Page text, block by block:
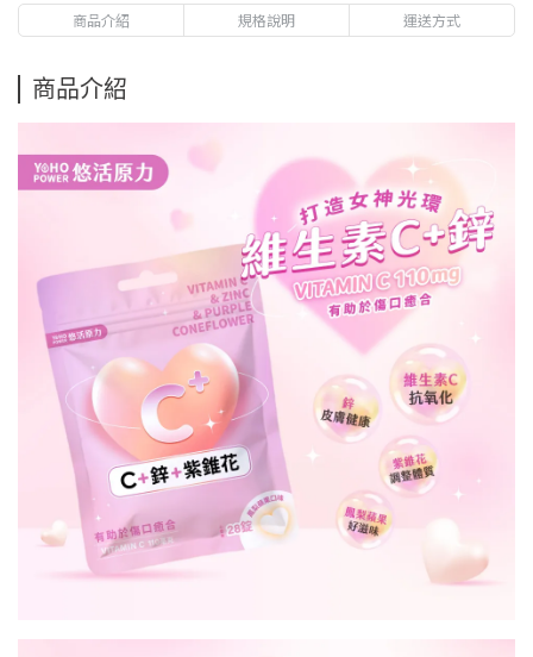
商品介紹 規格說明 運送方式
商品介紹